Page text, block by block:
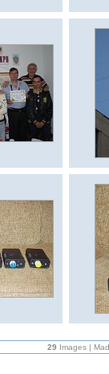
29 Images |